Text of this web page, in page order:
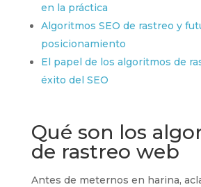
en la práctica
Algoritmos SEO de rastreo y
posicionamiento
El papel de los algoritmos de
éxito del SEO
Qué son los
de rastreo web
Antes de meternos en harina,